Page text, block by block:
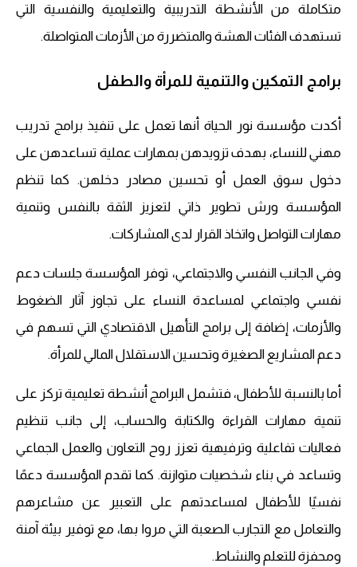
متكاملة من الأنشطة التدريبية والتعليمية والنفسية التي
تستهدف الفئات الهشة والمتضررة من الأزمات المتواصلة.
برامج التمكين والتنمية للمرأة والطفل
أكدت مؤسسة نور الحياة أنها تعمل على تنفيذ برامج تدريب
مهني للنساء، بهدف تزويدهن بمهارات عملية تساعدهن على
دخول سوق العمل أو تحسين مصادر دخلهن. كما تنظم
المؤسسة ورش تطوير ذاتي لتعزيز الثقة بالنفس وتنمية
مهارات التواصل واتخاذ القرار لدى المشاركات.
وفي الجانب النفسي والاجتماعي، توفر المؤسسة جلسات دعم
نفسي واجتماعي لمساعدة النساء على تجاوز آثار الضغوط
والأزمات، إضافة إلى برامج التأهيل الاقتصادي التي تسهم في
دعم المشاريع الصغيرة وتحسين الاستقلال المالي للمرأة.
أما بالنسبة للأطفال، فتشمل البرامج أنشطة تعليمية تركز على
تنمية مهارات القراءة والكتابة والحساب، إلى جانب تنظيم
فعاليات تفاعلية وترفيهية تعزز روح التعاون والعمل الجماعي
وتساعد في بناء شخصيات متوازنة. كما تقدم المؤسسة دعمًا
نفسيًا للأطفال لمساعدتهم على التعبير عن مشاعرهم
والتعامل مع التجارب الصعبة التي مروا بها، مع توفير بيئة آمنة
ومحفزة للتعلم والنشاط.